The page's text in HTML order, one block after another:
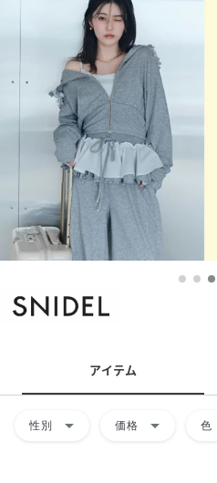
アイテム
性別 arrow_drop_down 価格 arrow_drop_down 色